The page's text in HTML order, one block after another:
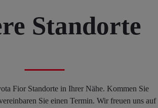
Standorte
Fior Standorte in Ihrer Nähe. Kommen Sie
Sie einen Termin. Wir freuen uns auf